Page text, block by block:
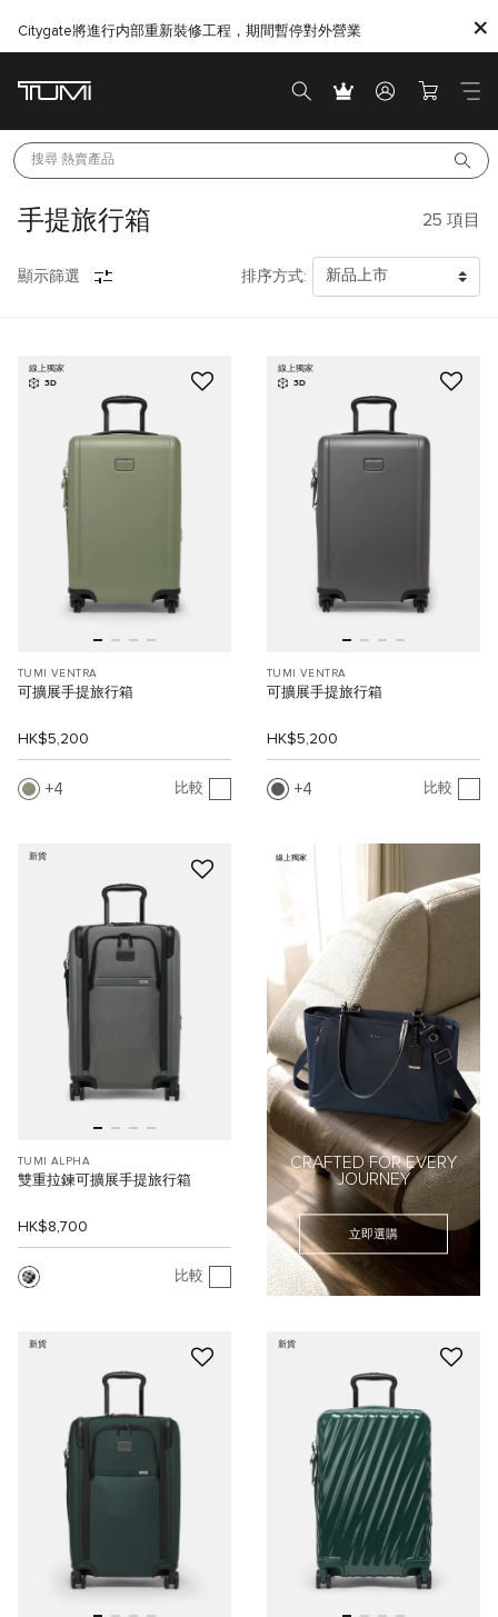
Citygate將進行内部重新裝修工程，期間暫停對外營業
搜尋 熱賣產品
手提旅行箱 25 項目
顯示篩選 排序方式:
線上獨家
3D
TUMI VENTRA
可擴展手提旅行箱
HK$5,200
4 比較
線上獨家
3D
TUMI VENTRA
可擴展手提旅行箱
HK$5,200
4 比較
新貨
TUMI ALPHA
雙重拉鍊可擴展手提旅行箱
HK$8,700
比較
線上獨家
CRAFTED FOR EVERY
JOURNEY
立即選購
新貨 新貨